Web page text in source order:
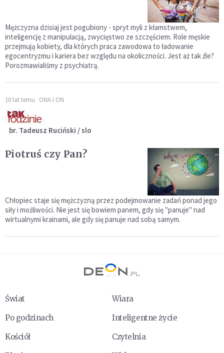
Mężczyzna dzisiaj jest pogubiony - spryt myli z kłamstwem,
inteligencję z manipulacją, zwycięstwo ze szczęściem. Role męskie
przejmują kobiety, dla których praca zawodowa to ładowanie
egocentryzmu i kariera bez względu na okoliczności. Jest aż tak źle?
Porozmawialiśmy z psychiatrą.
10 lat temu ONA I ON
br. Tadeusz Ruciński / slo
Piotruś czy Pan?
Chłopiec staje się mężczyzną przez podejmowanie zadań ponad jego
siły i możliwości. Nie jest się bowiem panem, gdy się "panuje" nad
wirtualnymi krainami, ale gdy się panuje nad sobą samym.
Świat
Wiara
Po godzinach
Inteligentne życie
Kościół
Czytelnia